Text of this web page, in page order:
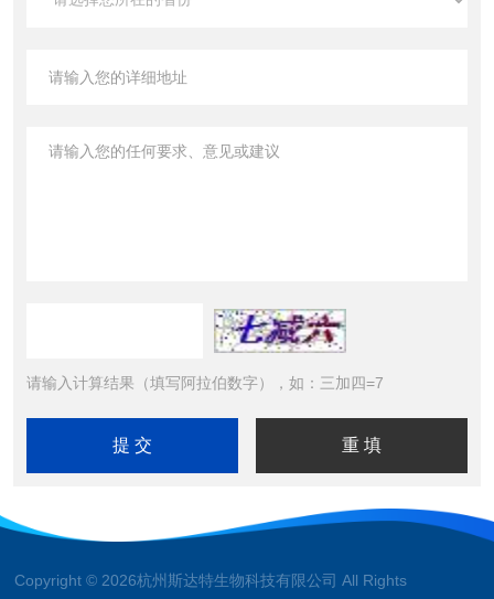
请输入计算结果（填写阿拉伯数字），如：三加四=7
Copyright © 2026杭州斯达特生物科技有限公司 All Rights